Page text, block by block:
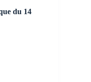
du 14